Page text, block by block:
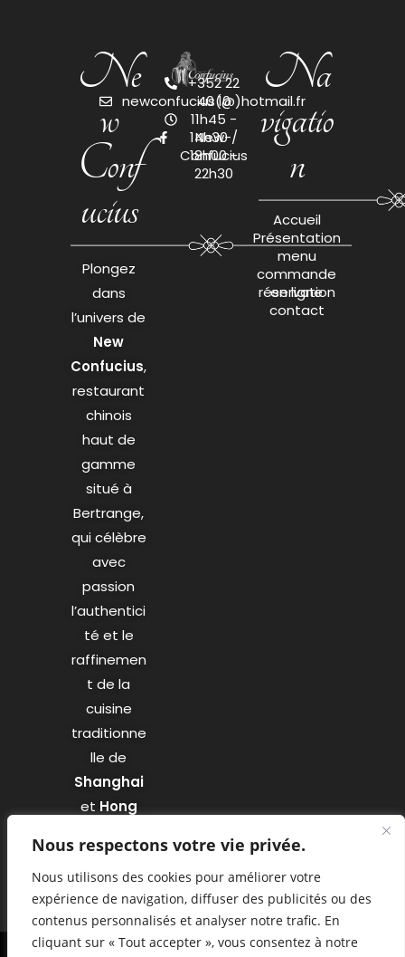
Nous respectons votre vie privée.
Nous utilisons des cookies pour améliorer votre
expérience de navigation, diffuser des publicités ou des
contenus personnalisés et analyser notre trafic. En
cliquant sur « Tout accepter », vous consentez à notre
Ne
w
Conf
ucius
Plongez
dans
l’univers de
New
Confucius,
restaurant
chinois
haut de
gamme
situé à
Bertrange,
qui célèbre
avec
passion
l’authentici
té et le
raffinemen
t de la
cuisine
traditionne
lle de
Shanghai
et Hong
+352 22
40 10
newconfucius(@)hotmail.fr
11h45 -
14h30 /
18h00 -
22h30
New-
Confucius
Na
vigatio
n
Accueil
Présentation
menu
commande
en ligne
réservation
contact